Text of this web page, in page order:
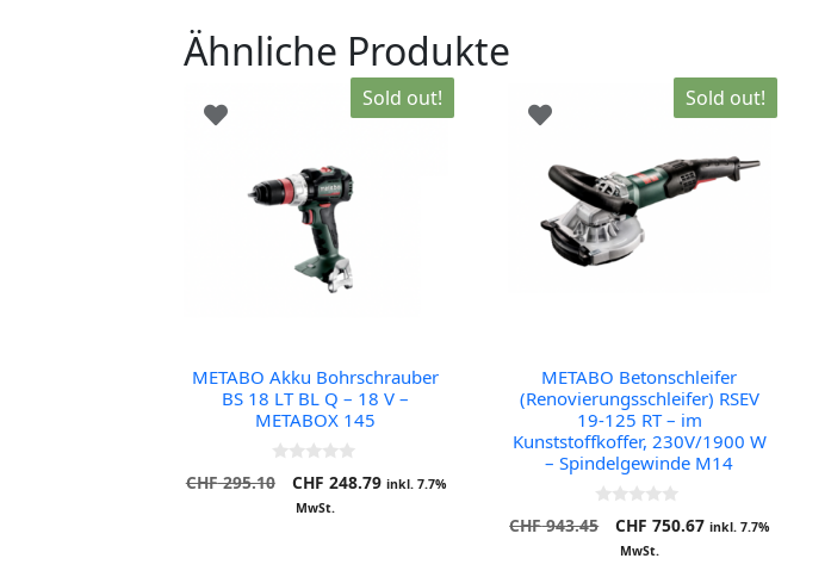
Ähnliche Produkte
Sold out!
METABO Akku Bohrschrauber
BS 18 LT BL Q – 18 V –
METABOX 145
0
o
CHF295.10
Ursprünglicher
Preis
CHF 248.79Aktueller
inkl. 7.7%
MwSt.
Sold out!
METABO Betonschleifer
(Renovierungsschleifer) RSEV
19-125 RT – im
Kunststoffkoffer, 230V/1900 W
– Spindelgewinde M14
0
o
CHF943.45
Ursprünglicher
Preis
CHF 750.67Aktueller
inkl. 7.7%
MwSt.